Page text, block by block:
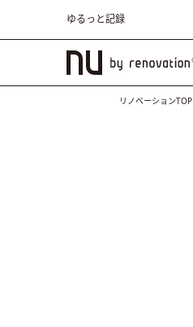
ゆるっと記録
リノベーションTOP